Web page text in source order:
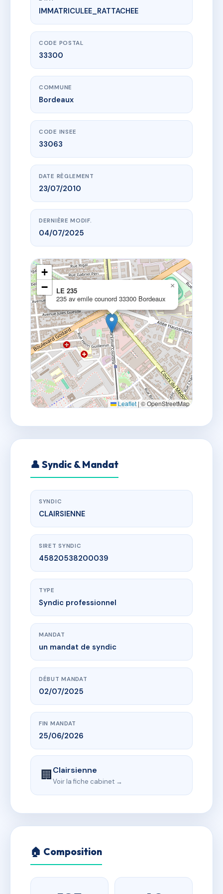
www.vme.plus/AB3236759
LE 235
235 av emile counord
IMMATRICULEE_RATTACHEE
CODE POSTAL
33300
COMMUNE
Bordeaux
CODE INSEE
33063
DATE RÈGLEMENT
23/07/2010
DERNIÈRE MODIF.
04/07/2025
LE 235
235 av emile counord 33300 Bordeaux
×
+
−
Leaflet | © OpenStreetMap
👤 Syndic & Mandat
SYNDIC
CLAIRSIENNE
SIRET SYNDIC
45820538200039
TYPE
Syndic professionnel
MANDAT
un mandat de syndic
DÉBUT MANDAT
02/07/2025
FIN MANDAT
25/06/2026
🏢Clairsienne
Voir la fiche cabinet →
🏠 Composition